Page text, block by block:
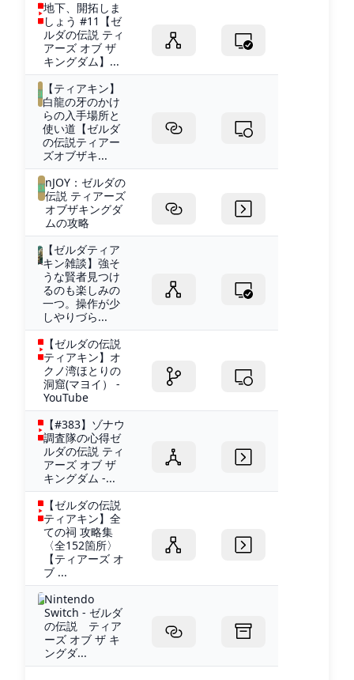
地下、開拓しま
しょう #11【ゼ
ルダの伝説 ティ
アーズ オブ ザ
キングダム】...
【ティアキン】
白龍の牙のかけ
らの入手場所と
使い道【ゼルダ
の伝説ティアー
ズオブザキ...
nJOY：ゼルダの
伝説 ティアーズ
オブザキングダ
ムの攻略
【ゼルダティア
キン雑談】強そ
うな賢者見つけ
るのも楽しみの
一つ。操作が少
しやりづら...
【ゼルダの伝説
ティアキン】オ
クノ湾ほとりの
洞窟(マヨイ） -
YouTube
【#383】ゾナウ
調査隊の心得ゼ
ルダの伝説 ティ
アーズ オブ ザ
キングダム -...
【ゼルダの伝説
ティアキン】全
ての祠 攻略集
〈全152箇所〉
【ティアーズ オ
ブ ...
Nintendo
Switch - ゼルダ
の伝説 ティア
ーズ オブ ザ キ
ングダ...